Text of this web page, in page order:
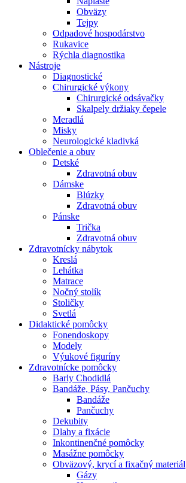
Obväzy
Tejpy
Odpadové hospodárstvo
Rukavice
Rýchla diagnostika
Nástroje
Diagnostické
Chirurgické výkony
Chirurgické odsávačky
Skalpely držiaky čepele
Meradlá
Misky
Neurologické kladivká
Oblečenie a obuv
Detské
Zdravotná obuv
Dámske
Blúzky
Zdravotná obuv
Pánske
Trička
Zdravotná obuv
Zdravotnícky nábytok
Kreslá
Lehátka
Matrace
Nočný stolík
Stoličky
Svetlá
Didaktické pomôcky
Fonendoskopy
Modely
Výukové figuríny
Zdravotnícke pomôcky
Barly Chodidlá
Bandáže, Pásy, Pančuchy
Bandáže
Pančuchy
Dekubity
Dlahy a fixácie
Inkontinenčné pomôcky
Masážne pomôcky
Obväzový, krycí a fixačný materiál
Gázy